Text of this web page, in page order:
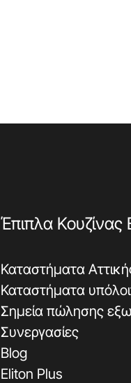
Έπιπλα Κουζίνας
Καταστήματα
Καταστήματα
Σημεία πώλησης
Συνεργασίες
Blog
Eliton Plus